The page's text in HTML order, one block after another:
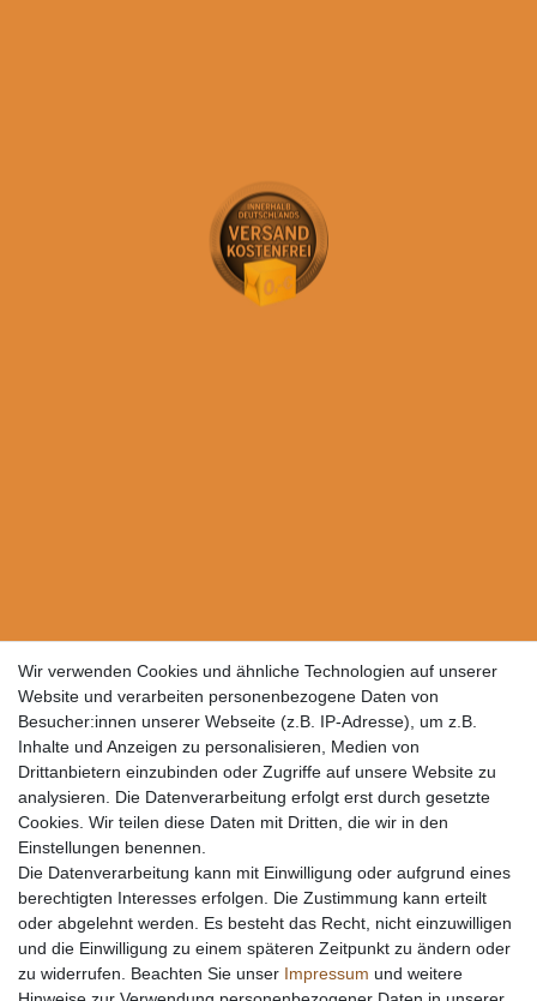
Wir verwenden Cookies und ähnliche Technologien auf unserer
Website und verarbeiten personenbezogene Daten von
Besucher:innen unserer Webseite (z.B. IP-Adresse), um z.B.
Inhalte und Anzeigen zu personalisieren, Medien von
Drittanbietern einzubinden oder Zugriffe auf unsere Website zu
analysieren. Die Datenverarbeitung erfolgt erst durch gesetzte
Cookies. Wir teilen diese Daten mit Dritten, die wir in den
Einstellungen benennen.
Die Datenverarbeitung kann mit Einwilligung oder aufgrund eines
berechtigten Interesses erfolgen. Die Zustimmung kann erteilt
oder abgelehnt werden. Es besteht das Recht, nicht einzuwilligen
und die Einwilligung zu einem späteren Zeitpunkt zu ändern oder
zu widerrufen. Beachten Sie unser Impressum und weitere